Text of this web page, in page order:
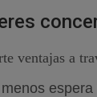
ventajas a